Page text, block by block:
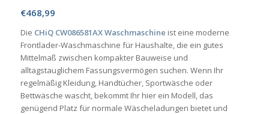
€468,99
Die CHiQ CW086581AX Waschmaschine ist eine moderne
Frontlader-Waschmaschine für Haushalte, die ein gutes
Mittelmaß zwischen kompakter Bauweise und
alltagstauglichem Fassungsvermögen suchen. Wenn Ihr
regelmäßig Kleidung, Handtücher, Sportwäsche oder
Bettwäsche wascht, bekommt Ihr hier ein Modell, das
genügend Platz für normale Wäscheladungen bietet und